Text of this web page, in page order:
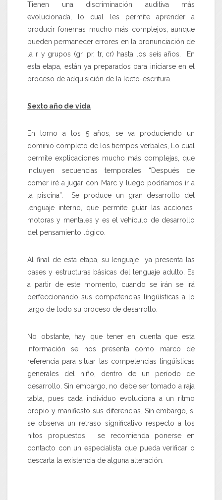
Tienen una discriminación auditiva más
evolucionada, lo cual les permite aprender a
producir fonemas mucho más complejos, aunque
pueden permanecer errores en la pronunciación de
la r y grupos (gr, pr, tr, cr) hasta los seis años. En
esta etapa, están ya preparados para iniciarse en el
proceso de adquisición de la lecto-escritura.
Sexto año de vida
En torno a los 5 años, se va produciendo un
dominio completo de los tiempos verbales, Lo cual
permite explicaciones mucho más complejas, que
incluyen secuencias temporales “Después de
comer iré a jugar con Marc y luego podríamos ir a
la piscina”. Se produce un gran desarrollo del
lenguaje interno, que permite guiar las acciones
motoras y mentales y es el vehículo de desarrollo
del pensamiento lógico.
Al final de esta etapa, su lenguaje ya presenta las
bases y estructuras básicas del lenguaje adulto. Es
a partir de este momento, cuando se irán se irá
perfeccionando sus competencias lingüísticas a lo
largo de todo su proceso de desarrollo.
No obstante, hay que tener en cuenta que esta
información se nos presenta como marco de
referencia para situar las competencias lingüísticas
generales del niño, dentro de un período de
desarrollo. Sin embargo, no debe ser tomado a raja
tabla, pues cada individuo evoluciona a un ritmo
propio y manifiesto sus diferencias. Sin embargo, si
se observa un retraso significativo respecto a los
hitos propuestos, se recomienda ponerse en
contacto con un especialista que pueda verificar o
descarta la existencia de alguna alteración.